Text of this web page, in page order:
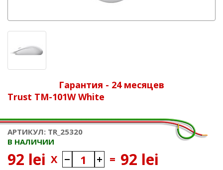
Гарантия - 24 месяцев
Trust TM-101W White
АРТИКУЛ: TR_25320
В НАЛИЧИИ
92 lei X = 92 lei